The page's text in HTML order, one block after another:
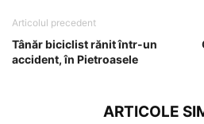
Articolul precedent
Tânăr biciclist rănit într-un
accident, în Pietroasele
ARTICOLE